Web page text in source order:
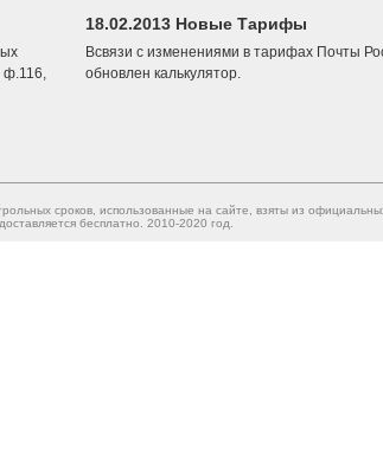
ф.116,
18.02.2013 Новые Тарифы
Всвязи с изменениями в тарифах Почты
обновлен калькулятор.
сроков, использованные на сайте, взяты из
бесплатно. 2010-2020 год.